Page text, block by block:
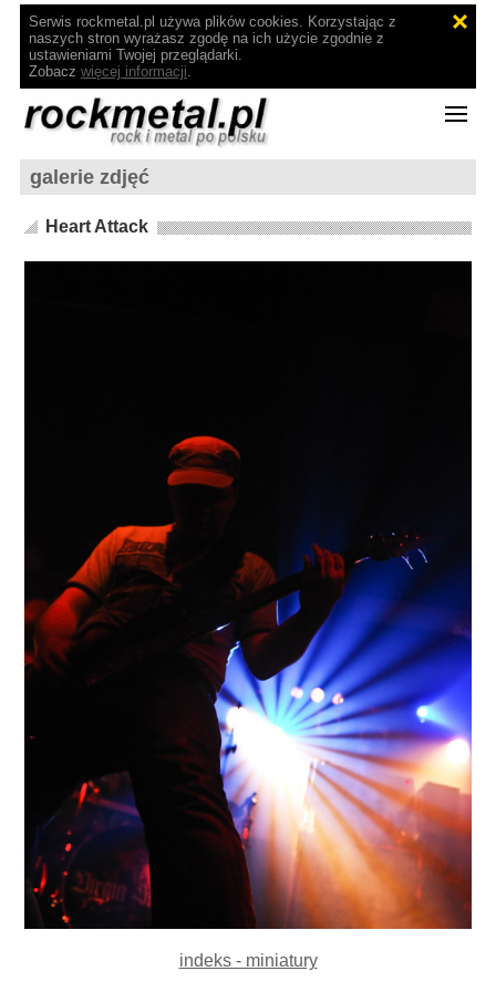
Serwis rockmetal.pl używa plików cookies. Korzystając z
naszych stron wyrażasz zgodę na ich użycie zgodnie z
ustawieniami Twojej przeglądarki.
Zobacz więcej informacji.
galerie zdjęć
Heart Attack
indeks - miniatury